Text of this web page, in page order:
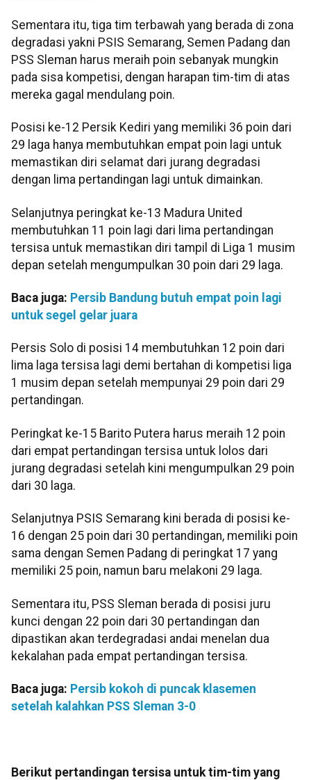
Sementara itu, tiga tim terbawah yang berada di zona
degradasi yakni PSIS Semarang, Semen Padang dan
PSS Sleman harus meraih poin sebanyak mungkin
pada sisa kompetisi, dengan harapan tim-tim di atas
mereka gagal mendulang poin.
Posisi ke-12 Persik Kediri yang memiliki 36 poin dari
29 laga hanya membutuhkan empat poin lagi untuk
memastikan diri selamat dari jurang degradasi
dengan lima pertandingan lagi untuk dimainkan.
Selanjutnya peringkat ke-13 Madura United
membutuhkan 11 poin lagi dari lima pertandingan
tersisa untuk memastikan diri tampil di Liga 1 musim
depan setelah mengumpulkan 30 poin dari 29 laga.
Baca juga: Persib Bandung butuh empat poin lagi
untuk segel gelar juara
Persis Solo di posisi 14 membutuhkan 12 poin dari
lima laga tersisa lagi demi bertahan di kompetisi liga
1 musim depan setelah mempunyai 29 poin dari 29
pertandingan.
Peringkat ke-15 Barito Putera harus meraih 12 poin
dari empat pertandingan tersisa untuk lolos dari
jurang degradasi setelah kini mengumpulkan 29 poin
dari 30 laga.
Selanjutnya PSIS Semarang kini berada di posisi ke-
16 dengan 25 poin dari 30 pertandingan, memiliki poin
sama dengan Semen Padang di peringkat 17 yang
memiliki 25 poin, namun baru melakoni 29 laga.
Sementara itu, PSS Sleman berada di posisi juru
kunci dengan 22 poin dari 30 pertandingan dan
dipastikan akan terdegradasi andai menelan dua
kekalahan pada empat pertandingan tersisa.
Baca juga: Persib kokoh di puncak klasemen
setelah kalahkan PSS Sleman 3-0
Berikut pertandingan tersisa untuk tim-tim yang